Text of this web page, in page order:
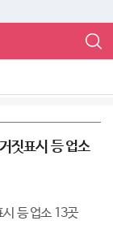
짓표시 등 업소
등 업소 13곳